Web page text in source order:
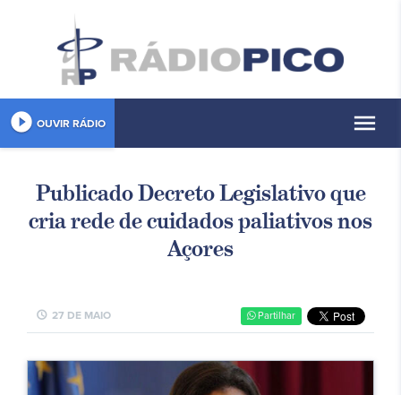
play_circle_filled OUVIR RÁDIO menu
Publicado Decreto Legislativo que
cria rede de cuidados paliativos nos
Açores
schedule 27 DE MAIO Partilhar